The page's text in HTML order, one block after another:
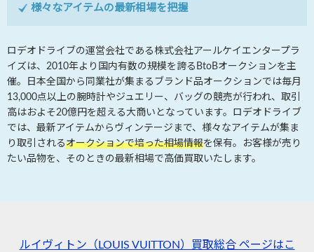
様々なアイテムの最新相場を把握
ロデオドライブの運営会社である株式会社アールケイエンタープラ
イズは、2010年より国内有数の規模を誇るBtoBオークションを主
催。日本全国から同業社が集まるブランド品オークションでは毎月
13,000点以上の腕時計やジュエリー、バッグの競売が行われ、取引
高はおよそ20億円を超える大商いとなっています。ロデオドライブ
では、最新アイテムからヴィンテージまで、様々なアイテムが集ま
り取引されるオークションで培った相場情報を保有。お客様が売り
たい品物を、そのときの最新相場で高価買取いたします。
ルイヴィトン（LOUIS VUITTON）買取総合 ページはこ